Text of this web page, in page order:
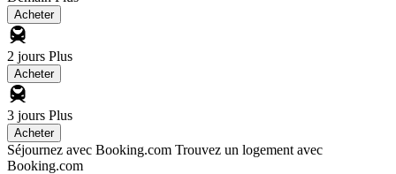
Acheter
2 jours Plus
Acheter
3 jours Plus
Acheter
Séjournez avec Booking.com Trouvez un logement avec
Booking.com